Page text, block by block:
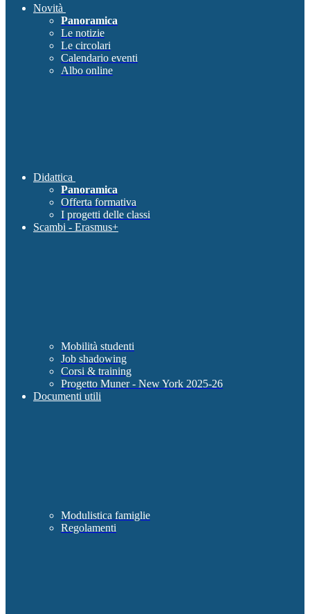
Novità
Panoramica
Le notizie
Le circolari
Calendario eventi
Albo online
Didattica
Panoramica
Offerta formativa
I progetti delle classi
Scambi - Erasmus+
Mobilità studenti
Job shadowing
Corsi & training
Progetto Muner - New York 2025-26
Documenti utili
Modulistica famiglie
Regolamenti